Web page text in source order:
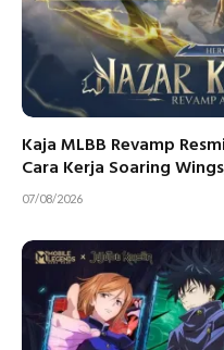
Kaja MLBB Revamp
Cara Kerja Soaring
07/08/2026